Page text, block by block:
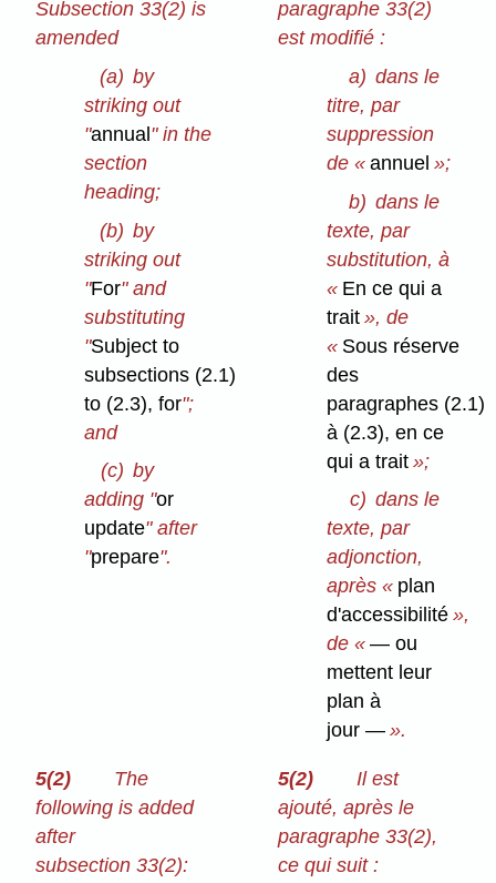
Subsection 33(2) is
amended
(a) by
striking out
"annual" in the
section
heading;
(b) by
striking out
"For" and
substituting
"Subject to
subsections (2.1)
to (2.3), for";
and
(c) by
adding "or
update" after
"prepare".
paragraphe 33(2)
est modifié :
a) dans le
titre, par
suppression
de «annuel »;
b) dans le
texte, par
substitution, à
« En ce qui a
trait », de
« Sous réserve
des
paragraphes (2.1)
à (2.3), en ce
qui a trait »;
c) dans le
texte, par
adjonction,
après « plan
d'accessibilité »,
de «— ou
mettent leur
plan à
jour — ».
5(2)
The
following is added
after
subsection 33(2):
5(2)
Il est
ajouté, après le
paragraphe 33(2),
ce qui suit :